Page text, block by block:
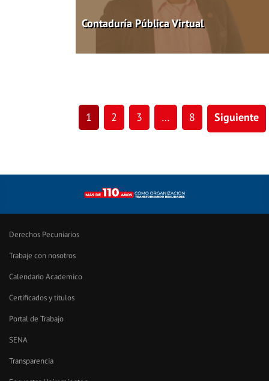
Contaduría Pública Virtual
1 2 3 … 8 Siguiente
Derechos Pecuniarios
Trabaje con nosotros
Calendario Academico
Certificados y títulos
Portal de Trabajo
SENA
Transparencia